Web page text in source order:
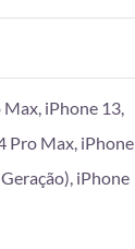
iPhone 13,
Pro Max, iPhone
iPhone